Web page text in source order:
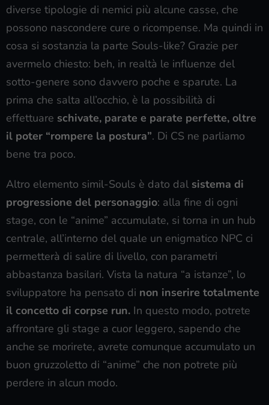
diverse tipologie di nemici più alcune casse, che
possono nascondere cure o ricompense. Ma quindi in
cosa si sostanzia la parte Souls-like? Grazie per
avermelo chiesto: beh, in realtà le influenze del
sotto-genere sono davvero poche e sparute. La
prima che salta all’occhio, è la possibilità di
effettuare schivate, parate e parate perfette, oltre
il poter “rompere la postura”. Di CS ne parliamo
bene tra poco.
Altro elemento simil-Souls è dato dal sistema di
progressione del personaggio: alla fine di ogni
stage, con le “anime” accumulate, si torna in un hub
centrale, all’interno del quale un enigmatico NPC ci
permetterà di salire di livello, con parametri
abbastanza basilari. Vista la natura “a istanze”, lo
sviluppatore ha pensato di non inserire totalmente
il concetto di corpse run. In questo modo, potrete
affrontare gli stage a cuor leggero, sapendo che
anche se morirete, avrete comunque accumulato un
buon gruzzoletto di “anime” che non potrete più
perdere in alcun modo.